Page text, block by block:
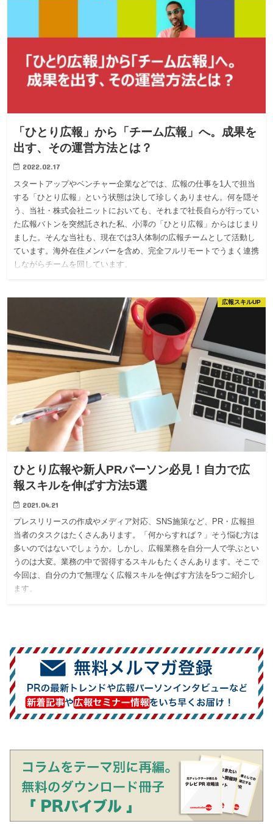
「ひとり広報」から「チーム広報」へ。成果を
出す、その運営方法とは？
2022.02.17
スタートアップやベンチャー企業などでは、広報の仕事を1人で担当
する「ひとり広報」という状態は決して珍しくありません。何を隠そ
う、当社・株式会社ニットにおいても、それまで社長自らが行ってい
た広報バトンを突然託された私、小澤の「ひとり広報」からはじまり
ました。そんな当社も、現在では3人体制の広報チームとして活動し
ています。海外在住メンバーを含め、完全フルリモートでうまく連携
しながらチームを回しています。
広報スキルUP
ひとり広報や新人PRパーソン必見！自力で広
報スキルを伸ばす方法5選
2021.04.21
プレスリリースの作成やメディア対応、SNS施策など、PR・広報担
当者のタスクはたくさんあります。「何からすれば？」そう悩む方は
多いのではないでしょうか。しかし、広報業務を自分一人で学ぶとい
うのは大変。業務の中で習得するスキルもたくさんあります。そこで
今回は、自分の力で無理なく広報スキルを伸ばす方法を5つご紹介し
ます。